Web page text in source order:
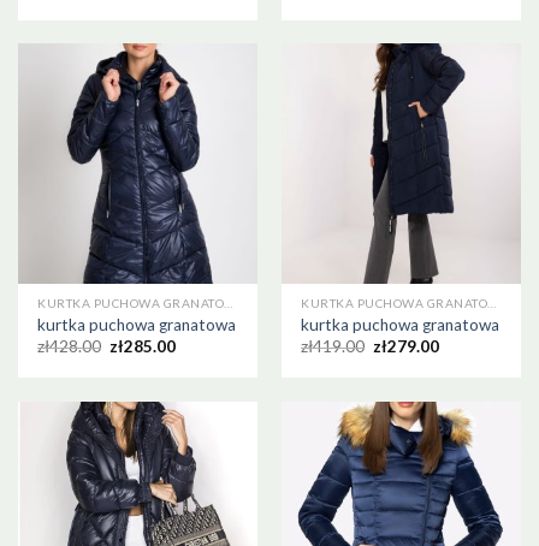
kurtka puchowa granatowa
zł428.00 zł285.00
kurtka puchowa granatowa
zł419.00 zł279.00